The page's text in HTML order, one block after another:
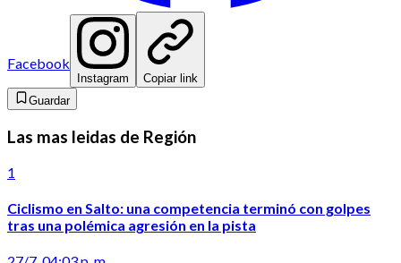
Facebook
Instagram
Copiar link
Guardar
Las mas leidas de Región
1
Ciclismo en Salto: una competencia terminó con golpes
tras una polémica agresión en la pista